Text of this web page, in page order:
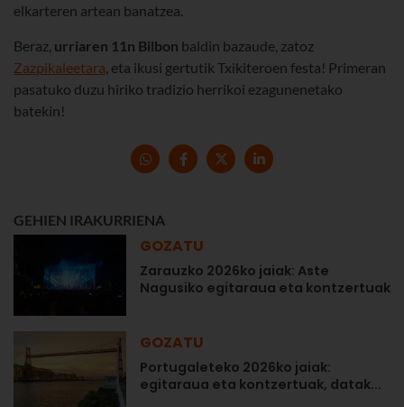
elkarteren artean banatzea.
Beraz, urriaren 11n Bilbon baldin bazaude, zatoz
Zazpikaleetara, eta ikusi gertutik Txikiteroen festa! Primeran
pasatuko duzu hiriko tradizio herrikoi ezagunenetako
batekin!
GEHIEN IRAKURRIENA
GOZATU
Zarauzko 2026ko jaiak: Aste
Nagusiko egitaraua eta kontzertuak
GOZATU
Portugaleteko 2026ko jaiak:
egitaraua eta kontzertuak, datak...